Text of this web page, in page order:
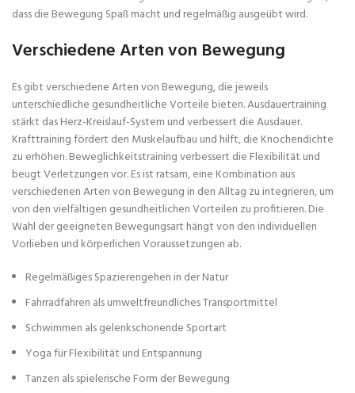
dass die Bewegung Spaß macht und regelmäßig ausgeübt wird.
Verschiedene Arten von Bewegung
Es gibt verschiedene Arten von Bewegung, die jeweils
unterschiedliche gesundheitliche Vorteile bieten. Ausdauertraining
stärkt das Herz-Kreislauf-System und verbessert die Ausdauer.
Krafttraining fördert den Muskelaufbau und hilft, die Knochendichte
zu erhöhen. Beweglichkeitstraining verbessert die Flexibilität und
beugt Verletzungen vor. Es ist ratsam, eine Kombination aus
verschiedenen Arten von Bewegung in den Alltag zu integrieren, um
von den vielfältigen gesundheitlichen Vorteilen zu profitieren. Die
Wahl der geeigneten Bewegungsart hängt von den individuellen
Vorlieben und körperlichen Voraussetzungen ab.
Regelmäßiges Spazierengehen in der Natur
Fahrradfahren als umweltfreundliches Transportmittel
Schwimmen als gelenkschonende Sportart
Yoga für Flexibilität und Entspannung
Tanzen als spielerische Form der Bewegung